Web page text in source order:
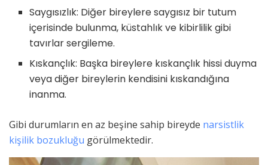
Saygısızlık: Diğer bireylere saygısız bir tutum
içerisinde bulunma, küstahlık ve kibirlilik gibi
tavırlar sergileme.
Kıskançlık: Başka bireylere kıskançlık hissi duyma
veya diğer bireylerin kendisini kıskandığına
inanma.
Gibi durumların en az beşine sahip bireyde narsistlik
kişilik bozukluğu görülmektedir.